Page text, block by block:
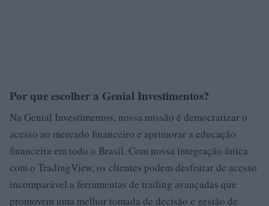
Por que escolher a Genial Investimentos?
Na Genial Investimentos, nossa missão é democratizar o
acesso ao mercado financeiro e aprimorar a educação
financeira em todo o Brasil. Com nossa integração única
com o TradingView, os clientes podem desfrutar de acesso
incomparável a ferramentas de trading avançadas que
promovem uma melhor tomada de decisão e gestão de